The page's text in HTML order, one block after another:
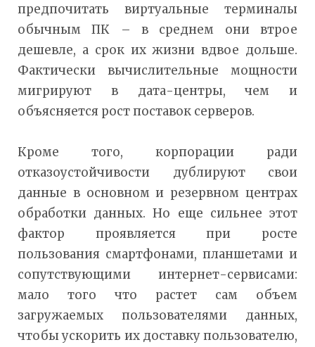
предпочитать виртуальные терминалы
обычным ПК – в среднем они втрое
дешевле, а срок их жизни вдвое дольше.
Фактически вычислительные мощности
мигрируют в дата-центры, чем и
объясняется рост поставок серверов.
Кроме того, корпорации ради
отказоустойчивости дублируют свои
данные в основном и резервном центрах
обработки данных. Но еще сильнее этот
фактор проявляется при росте
пользования смартфонами, планшетами и
сопутствующими интернет-сервисами:
мало того что растет сам объем
загружаемых пользователями данных,
чтобы ускорить их доставку пользователю,